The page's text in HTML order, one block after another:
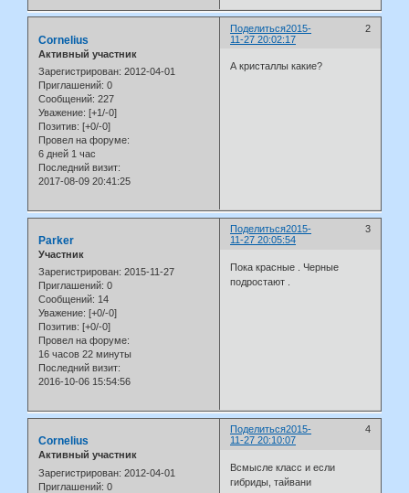
Поделиться 2
2015-
11-27 20:02:17
Cornelius
Активный участник
Зарегистрирован: 2012-04-01
Приглашений: 0
Сообщений: 227
Уважение: [+1/-0]
Позитив: [+0/-0]
Провел на форуме:
6 дней 1 час
Последний визит:
2017-08-09 20:41:25
А кристаллы какие?
Поделиться 3
2015-
11-27 20:05:54
Parker
Участник
Зарегистрирован: 2015-11-27
Приглашений: 0
Сообщений: 14
Уважение: [+0/-0]
Позитив: [+0/-0]
Провел на форуме:
16 часов 22 минуты
Последний визит:
2016-10-06 15:54:56
Пока красные . Черные
подростают .
Поделиться 4
2015-
11-27 20:10:07
Cornelius
Активный участник
Зарегистрирован: 2012-04-01
Приглашений: 0
Всмысле класс и если
гибриды, тайвани